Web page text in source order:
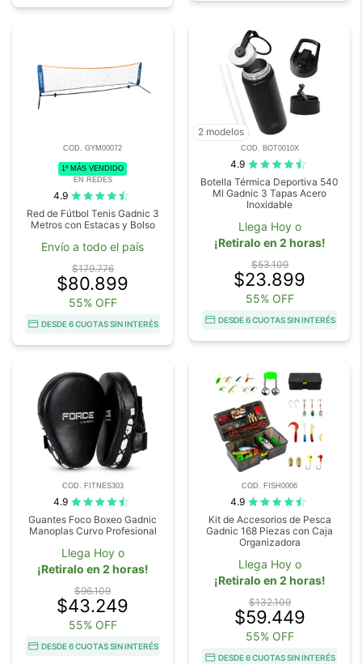
COD. GYM00072
1º MÁS VENDIDO
EN REDES
4.9
Red de Fútbol Tenis Gadnic 3
Metros con Estacas y Bolso
Envío a todo el país
$179.776
$80.899
55% OFF
DESDE 6 CUOTAS SIN INTERÉS
2 modelos
COD. BOT0010X
4.9
Botella Térmica Deportiva 540
Ml Gadnic 3 Tapas Acero
Inoxidable
Llega Hoy o
¡Retiralo en 2 horas!
$53.109
$23.899
55% OFF
DESDE 6 CUOTAS SIN INTERÉS
COD. FITNES303
4.9
Guantes Foco Boxeo Gadnic
Manoplas Curvo Profesional
Llega Hoy o
¡Retiralo en 2 horas!
$96.109
$43.249
55% OFF
DESDE 6 CUOTAS SIN INTERÉS
COD. FISH0006
4.9
Kit de Accesorios de Pesca
Gadnic 168 Piezas con Caja
Organizadora
Llega Hoy o
¡Retiralo en 2 horas!
$132.109
$59.449
55% OFF
DESDE 6 CUOTAS SIN INTERÉS